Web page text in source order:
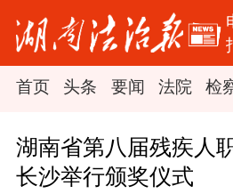
首页 头条 要闻 法院 检
湖南省第八届残疾人
长沙举行颁奖仪式